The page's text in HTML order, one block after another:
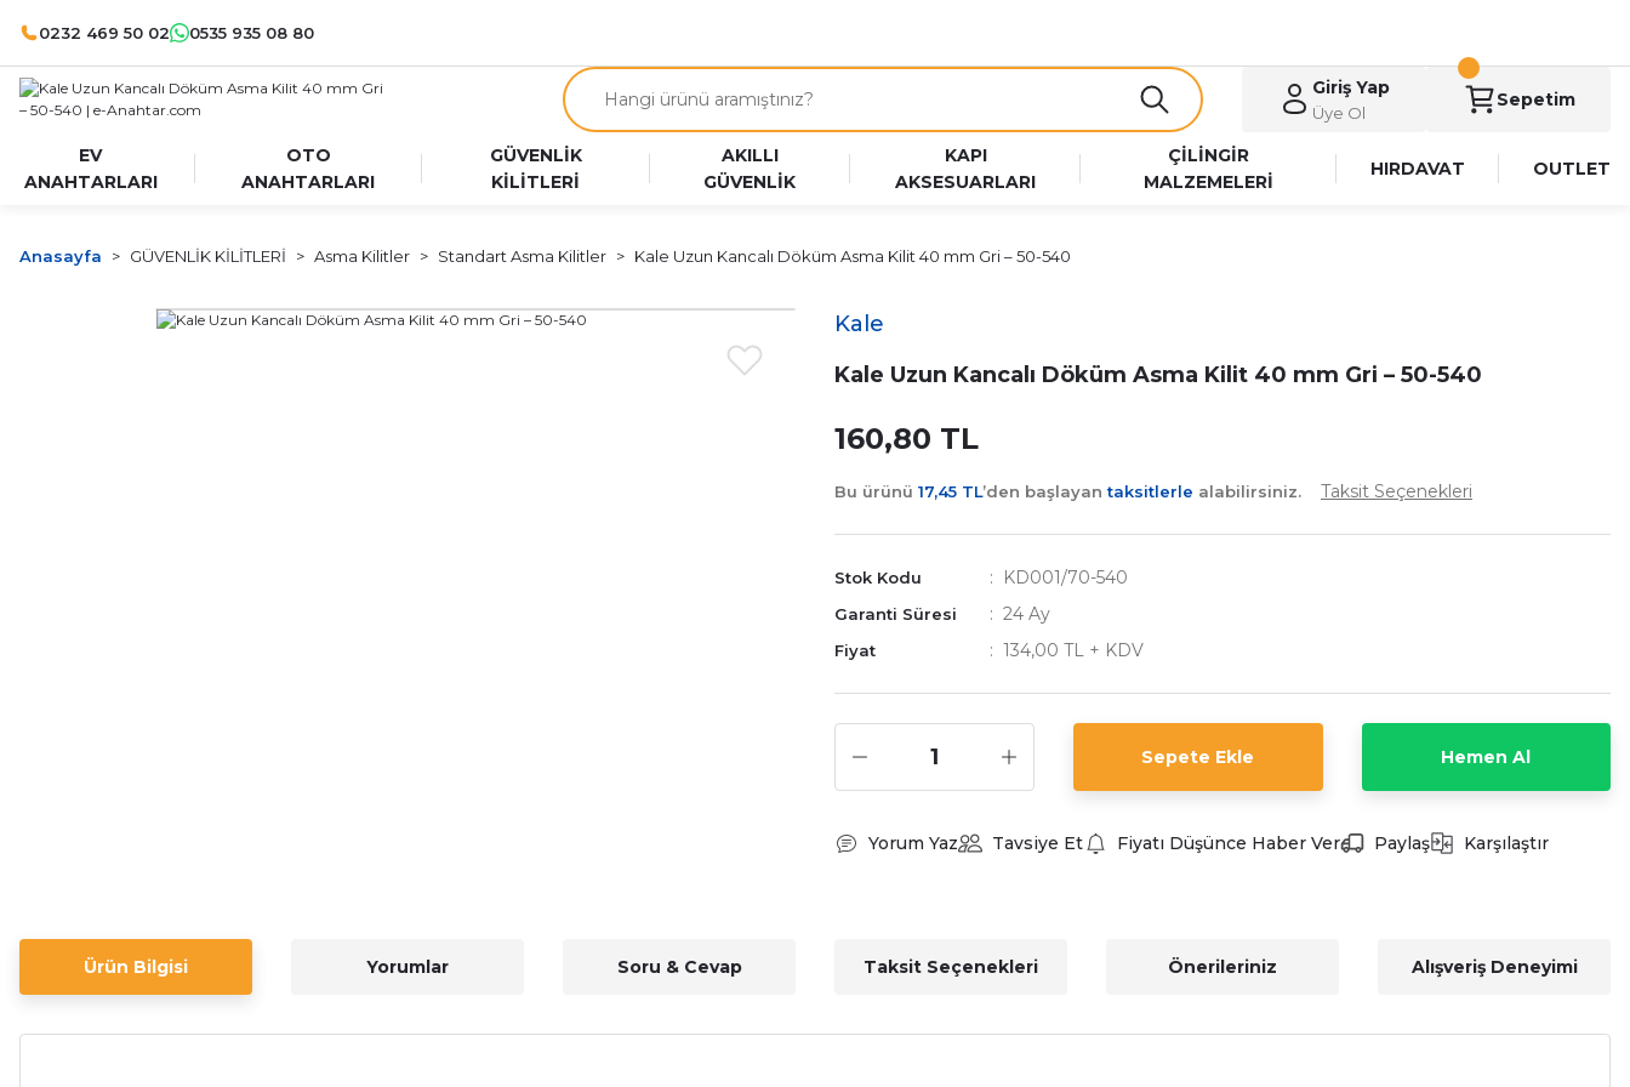
0232 469 50 02 0535 935 08 80
Giriş Yap
Üye Ol
Sepetim
EV
ANAHTARLARI
OTO
ANAHTARLARI
GÜVENLİK
KİLİTLERİ
AKILLI
GÜVENLİK
KAPI
AKSESUARLARI
ÇİLİNGİR
MALZEMELERİ
HIRDAVAT OUTLET
Anasayfa GÜVENLİK KİLİTLERİ Asma Kilitler Standart Asma Kilitler Kale Uzun Kancalı Döküm Asma Kilit 40 mm Gri – 50-540
Kale
Kale Uzun Kancalı Döküm Asma Kilit 40 mm Gri – 50-540
160,80 TL
Bu ürünü 17,45 TL’den başlayantaksitlerle alabilirsiniz. Taksit Seçenekleri
Stok Kodu KD001/70-540
Garanti Süresi 24 Ay
Fiyat 134,00 TL + KDV
Sepete Ekle Hemen Al
Yorum Yaz Tavsiye Et Fiyatı Düşünce Haber Ver Paylaş Karşılaştır
Ürün Bilgisi Yorumlar Soru & Cevap Taksit Seçenekleri Önerileriniz Alışveriş Deneyimi